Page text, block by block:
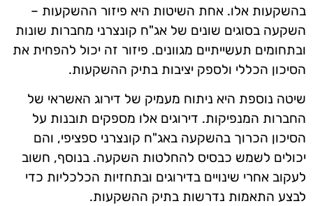
בהשקעות אלו. אחת השיטות היא פיזור ההשקעות –
השקעה בסוגים שונים של אג"ח קונצרני מחברות שונות
ובתחומים תעשייתיים מגוונים. פיזור זה יכול להפחית את
הסיכון הכללי ולספק יציבות בתיק ההשקעות.
שיטה נוספת היא ניתוח מעמיק של דירוג האשראי של
החברות המנפיקות. דירוגים אלו מספקים תובנות על
הסיכון הכרוך בהשקעה באג"ח קונצרני ספציפי, והם
יכולים לשמש כבסיס להחלטות השקעה. בנוסף, חשוב
לעקוב אחרי שינויים בדירוגים ובתחזיות הכלכליות כדי
לבצע התאמות נדרשות בתיק ההשקעות.